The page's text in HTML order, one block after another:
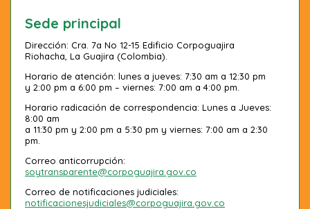
Sede principal
Dirección: Cra. 7a No 12-15 Edificio Corpoguajira
Riohacha, La Guajira (Colombia).
Horario de atención: lunes a jueves: 7:30 am a 12:30 pm
y 2:00 pm a 6:00 pm – viernes: 7:00 am a 4:00 pm.
Horario radicación de correspondencia: Lunes a Jueves:
8:00 am
a 11:30 pm y 2:00 pm a 5:30 pm y viernes: 7:00 am a 2:30
pm.
Correo anticorrupción:
soytransparente@corpoguajira.gov.co
Correo de notificaciones judiciales:
notificacionesjudiciales@corpoguajira.gov.co